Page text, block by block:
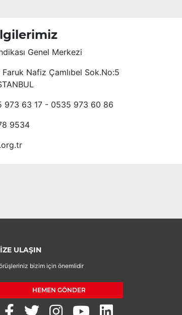
Genel Merkezi
Nafiz Çamlıbel Sok.No:5
973 63 17 - 0535 973 60 86
9534
ULAŞIN
bizim için önemlidir
HEMEN GÖNDER